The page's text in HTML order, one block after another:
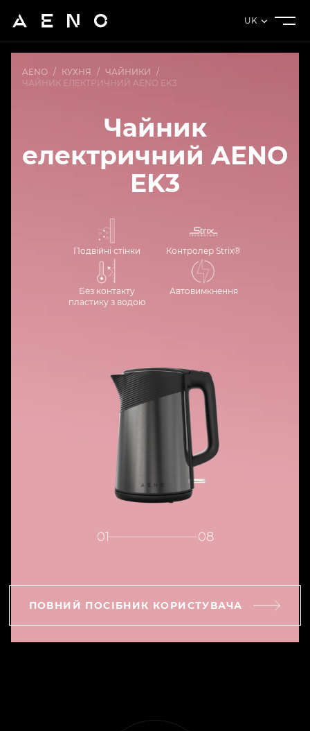
UK
AENO / КУХНЯ / ЧАЙНИКИ /
ЧАЙНИК ЕЛЕКТРИЧНИЙ AENO EK3
Чайник
електричний AENO
EK3
Подвійні стінки Контролер Strix®
Без контакту
пластику з водою
Автовимкнення
01 08
ПОВНИЙ ПОСІБНИК КОРИСТУВАЧА